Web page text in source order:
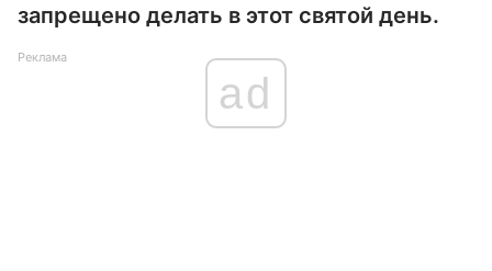
запрещено делать в этот святой день.
Реклама
ad